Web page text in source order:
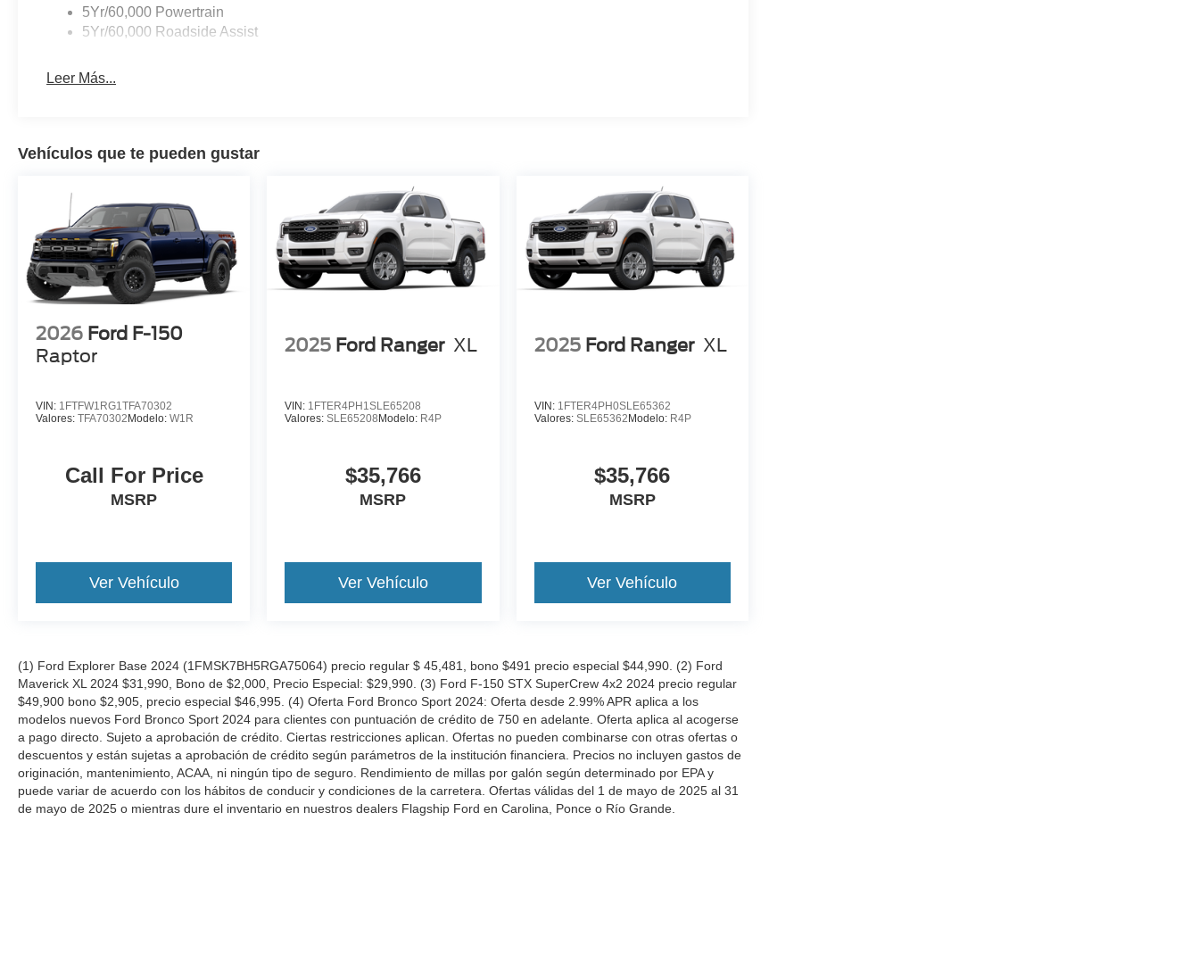
5Yr/60,000 Powertrain
5Yr/60,000 Roadside Assist
Leer Más...
Vehículos que te pueden gustar
2026 Ford F-150
Raptor
VIN: 1FTFW1RG1TFA70302
Valores: TFA70302 Modelo: W1R
Call For Price
MSRP
Ver Vehículo
2025 Ford Ranger XL
VIN: 1FTER4PH1SLE65208
Valores:SLE65208 Modelo: R4P
$35,766
MSRP
Ver Vehículo
2025 Ford Ranger XL
VIN: 1FTER4PH0SLE65362
Valores: SLE65362 Modelo: R4P
$35,766
MSRP
Ver Vehículo
(1) Ford Explorer Base 2024 (1FMSK7BH5RGA75064) precio regular $ 45,481, bono $491 precio especial $44,990. (2) Ford
Maverick XL 2024 $31,990, Bono de $2,000, Precio Especial: $29,990. (3) Ford F-150 STX SuperCrew 4x2 2024 precio regular
$49,900 bono $2,905, precio especial $46,995. (4) Oferta Ford Bronco Sport 2024: Oferta desde 2.99% APR aplica a los
modelos nuevos Ford Bronco Sport 2024 para clientes con puntuación de crédito de 750 en adelante. Oferta aplica al acogerse
a pago directo. Sujeto a aprobación de crédito. Ciertas restricciones aplican. Ofertas no pueden combinarse con otras ofertas o
descuentos y están sujetas a aprobación de crédito según parámetros de la institución financiera. Precios no incluyen gastos de
originación, mantenimiento, ACAA, ni ningún tipo de seguro. Rendimiento de millas por galón según determinado por EPA y
puede variar de acuerdo con los hábitos de conducir y condiciones de la carretera. Ofertas válidas del 1 de mayo de 2025 al 31
de mayo de 2025 o mientras dure el inventario en nuestros dealers Flagship Ford en Carolina, Ponce o Río Grande.